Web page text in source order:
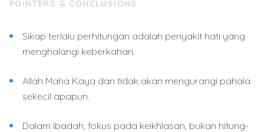
POINTERS & CONCLUSIONS
Sikap terlalu perhitungan adalah penyakit hati yang
menghalangi keberkahan.
Allah Maha Kaya dan tidak akan mengurangi pahala
sekecil apapun.
Dalam ibadah, fokus pada keikhlasan, bukan hitung-